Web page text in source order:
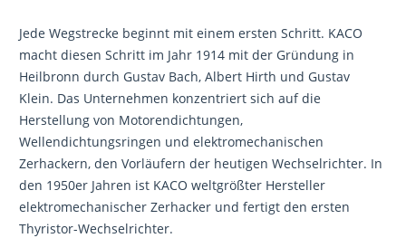
Jede Wegstrecke beginnt mit einem ersten Schritt. KACO
macht diesen Schritt im Jahr 1914 mit der Gründung in
Heilbronn durch Gustav Bach, Albert Hirth und Gustav
Klein. Das Unternehmen konzentriert sich auf die
Herstellung von Motorendichtungen,
Wellendichtungsringen und elektromechanischen
Zerhackern, den Vorläufern der heutigen Wechselrichter. In
den 1950er Jahren ist KACO weltgrößter Hersteller
elektromechanischer Zerhacker und fertigt den ersten
Thyristor-Wechselrichter.